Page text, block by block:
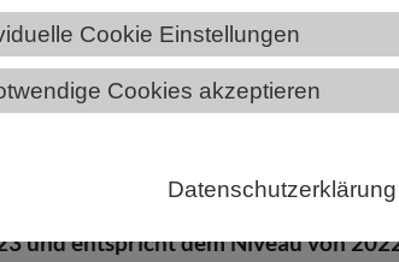
Cookie Einstellungen
Cookies akzeptieren
Datenschutzerklärung
Mitteln
etwa 17 Millionen Euro unter der
und entspricht dem Niveau von